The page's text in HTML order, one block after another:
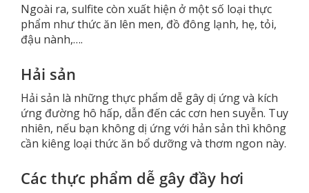
Ngoài ra, sulfite còn xuất hiện ở một số loại thực
phẩm như thức ăn lên men, đồ đông lạnh, hẹ, tỏi,
đậu nành,….
Hải sản
Hải sản là những thực phẩm dễ gây dị ứng và kích
ứng đường hô hấp, dẫn đến các cơn hen suyễn. Tuy
nhiên, nếu bạn không dị ứng với hản sản thì không
cần kiêng loại thức ăn bổ dưỡng và thơm ngon này.
Các thực phẩm dễ gây đầy hơi